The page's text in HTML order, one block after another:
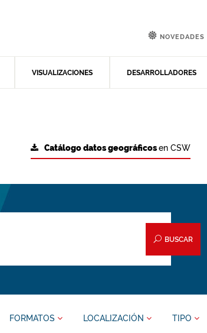
VISUALIZACIONES DESARROLLADORES
NOVEDADES
Catálogo datos geográficosen CSW
BUSCAR
FORMATOS LOCALIZACIÓN TIPO